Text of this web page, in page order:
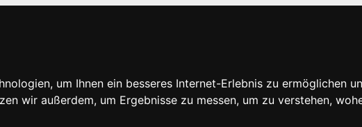
um Ihnen ein besseres Internet-Erlebnis zu ermöglichen
wir außerdem, um Ergebnisse zu messen, um zu verstehen,